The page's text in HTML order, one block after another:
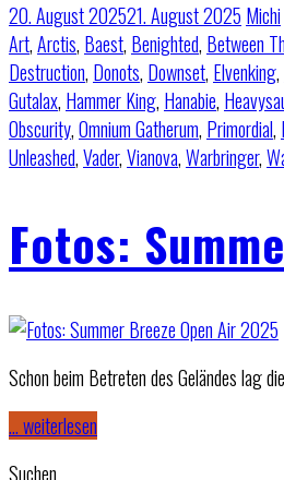
20. August 202521. August 2025 Michi
Art,Arctis, Baest, Benighted, Between
Destruction, Donots, Downset, Elvenking,
Gutalax, Hammer King, Hanabie,
Obscurity,Omnium Gatherum, Primordial,
Unleashed,Vader,Vianova,Warbringer,
Fotos:
Schon beim Betreten des Geländes lag
… weiterlesen
Suchen